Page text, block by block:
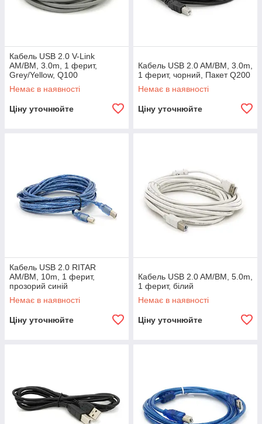
Кабель USB 2.0 V-Link
AM/BM, 3.0m, 1 ферит,
Grey/Yellow, Q100
Немає в наявності
Ціну уточнюйте
Кабель USB 2.0 AM/BM, 3.0m,
1 ферит, чорний, Пакет Q200
Немає в наявності
Ціну уточнюйте
Кабель USB 2.0 RITAR
AM/BM, 10m, 1 ферит,
прозорий синій
Немає в наявності
Ціну уточнюйте
Кабель USB 2.0 AM/BM, 5.0m,
1 ферит, білий
Немає в наявності
Ціну уточнюйте